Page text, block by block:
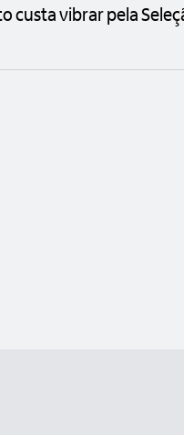
custa vibrar pela